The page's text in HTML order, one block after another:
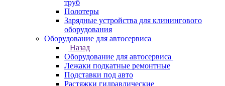
труб
Полотеры
Зарядные устройства для клинингового
оборудования
Оборудование для автосервиса
Назад
Оборудование для автосервиса
Лежаки подкатные ремонтные
Подставки под авто
Растяжки гидравлические